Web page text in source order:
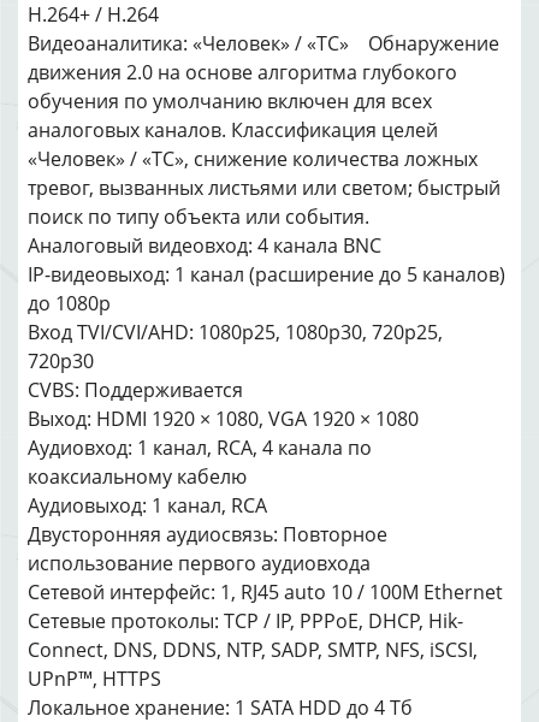
H.264+ / H.264
Видеоаналитика: «Человек» / «ТС» Обнаружение
движения 2.0 на основе алгоритма глубокого
обучения по умолчанию включен для всех
аналоговых каналов. Классификация целей
«Человек» / «ТС», снижение количества ложных
тревог, вызванных листьями или светом; быстрый
поиск по типу объекта или события.
Аналоговый видеовход: 4 канала BNC
IP-видеовыход: 1 канал (расширение до 5 каналов)
до 1080p
Вход TVI/CVI/AHD: 1080p25, 1080p30, 720p25,
720p30
CVBS: Поддерживается
Выход: HDMI 1920 × 1080, VGA 1920 × 1080
Аудиовход: 1 канал, RCA, 4 канала по
коаксиальному кабелю
Аудиовыход: 1 канал, RCA
Двусторонняя аудиосвязь: Повторное
использование первого аудиовхода
Сетевой интерфейс: 1, RJ45 auto 10 / 100M Ethernet
Сетевые протоколы: TCP / IP, PPPoE, DHCP, Hik-
Connect, DNS, DDNS, NTP, SADP, SMTP, NFS, iSCSI,
UPnP™, HTTPS
Локальное хранение: 1 SATA HDD до 4 Тб